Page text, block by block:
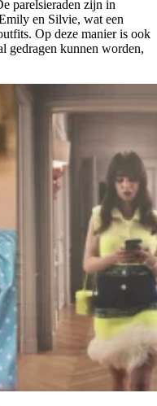
parelsieraden zijn in
en Silvie, wat een
Op deze manier is ook
gedragen kunnen worden,